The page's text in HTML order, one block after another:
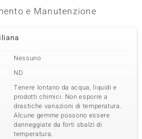
e Manutenzione
Nessuno
ND
Tenere lontano da acqua, liquidi e
prodotti chimici. Non esporre a
drastiche variazioni di temperatura.
Alcune gemme possono essere
danneggiate da forti sbalzi di
temperatura.